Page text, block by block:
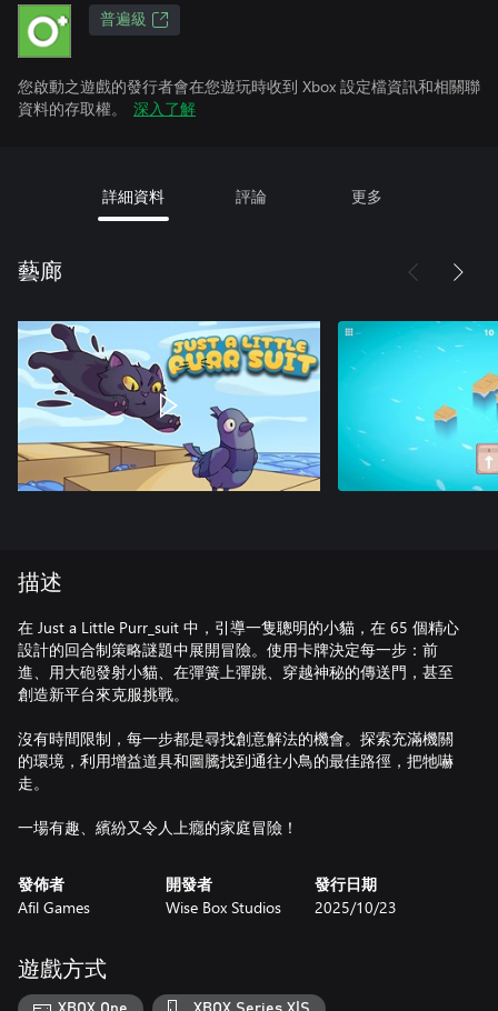
普遍級
您啟動之遊戲的發行者會在您遊玩時收到 Xbox 設定檔資訊和相關聯
資料的存取權。
深入了解
詳細資料 評論 更多
藝廊
描述
在 Just a Little Purr_suit 中，引導一隻聰明的小貓，在 65 個精心
設計的回合制策略謎題中展開冒險。使用卡牌決定每一步：前
進、用大砲發射小貓、在彈簧上彈跳、穿越神秘的傳送門，甚至
創造新平台來克服挑戰。
沒有時間限制，每一步都是尋找創意解法的機會。探索充滿機關
的環境，利用增益道具和圖騰找到通往小鳥的最佳路徑，把牠嚇
走。
一場有趣、繽紛又令人上癮的家庭冒險！
發佈者
Afil Games
開發者
Wise Box Studios
發行日期
2025/10/23
遊戲方式